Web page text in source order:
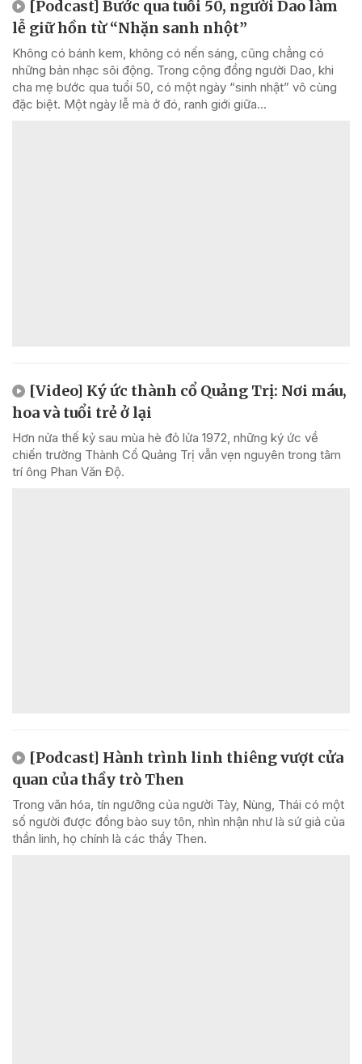
[Podcast] Bước qua tuổi 50, người Dao làm
lễ giữ hồn từ “Nhặn sanh nhột”
Không có bánh kem, không có nến sáng, cũng chẳng có
những bản nhạc sôi động. Trong cộng đồng người Dao, khi
cha mẹ bước qua tuổi 50, có một ngày “sinh nhật” vô cùng
đặc biệt. Một ngày lễ mà ở đó, ranh giới giữa...
[Video] Ký ức thành cổ Quảng Trị: Nơi máu,
hoa và tuổi trẻ ở lại
Hơn nửa thế kỷ sau mùa hè đỏ lửa 1972, những ký ức về
chiến trường Thành Cổ Quảng Trị vẫn vẹn nguyên trong tâm
trí ông Phan Văn Độ.
[Podcast] Hành trình linh thiêng vượt cửa
quan của thầy trò Then
Trong văn hóa, tín ngưỡng của người Tày, Nùng, Thái có một
số người được đồng bào suy tôn, nhìn nhận như là sứ giả của
thần linh, họ chính là các thầy Then.